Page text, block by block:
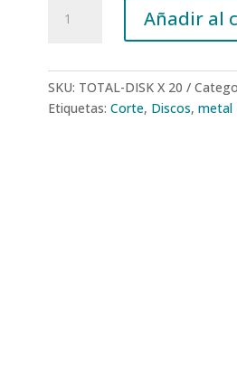
TOTAL
4'
½
Añadir al
SKU: TOTAL-DISK X 20
Etiquetas: Corte, Discos, metal